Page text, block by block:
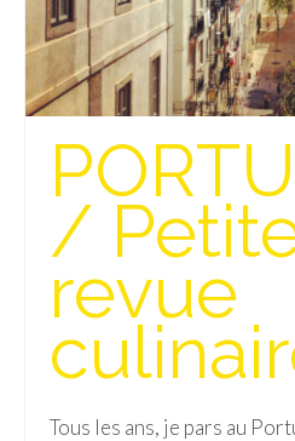
La Réunion
AMERIQUE DU SUD
Isla del Sol
Lac Titicaca
Salar d’Uyuni
Sucre
Chili
Paraguay
/
revue
Tous les ans, je pars au